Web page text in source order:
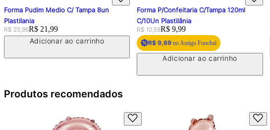
C/ Tampa 8un
ao carrinho
Forma P/Confeitaria C/Tampa 120ml
C/10Un Plastilânia
R$ 9,99
R$ 9,69 no Amigo Funchal
Adicionar ao carrinho
Pote Mini
Tampa c/20
R$
Produtos recomendados